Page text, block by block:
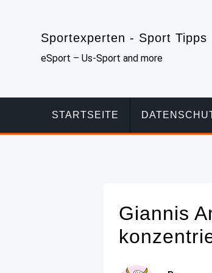
Sportexperten - Sport Tipps
eSport – Us-Sport and more
STARTSEITE
Giannis